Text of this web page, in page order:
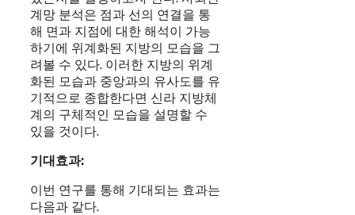
계망 분석은 점과 선의 연결을 통
해 면과 지점에 대한 해석이 가능
하기에 위계화된 지방의 모습을 그
려볼 수 있다. 이러한 지방의 위계
화된 모습과 중앙과의 유사도를 유
기적으로 종합한다면 신라 지방체
계의 구체적인 모습을 설명할 수
있을 것이다.
기대효과:
이번 연구를 통해 기대되는 효과는
다음과 같다.